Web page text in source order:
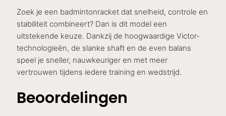
Zoek je een badmintonracket dat snelheid, controle en
stabiliteit combineert? Dan is dit model een
uitstekende keuze. Dankzij de hoogwaardige Victor-
technologieën, de slanke shaft en de even balans
speel je sneller, nauwkeuriger en met meer
vertrouwen tijdens iedere training en wedstrijd.
Beoordelingen